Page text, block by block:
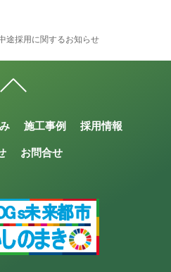
途採用に関するお知らせ
施工事例 採用情報
お問合せ